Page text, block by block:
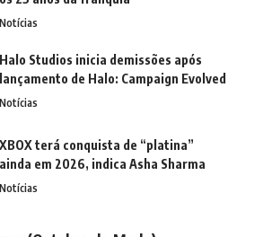
Notícias
Halo Studios inicia demissões após
lançamento de Halo: Campaign Evolved
Notícias
XBOX terá conquista de “platina”
ainda em 2026, indica Asha Sharma
Notícias